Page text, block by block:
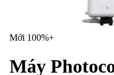
Mới 100%+
Máy